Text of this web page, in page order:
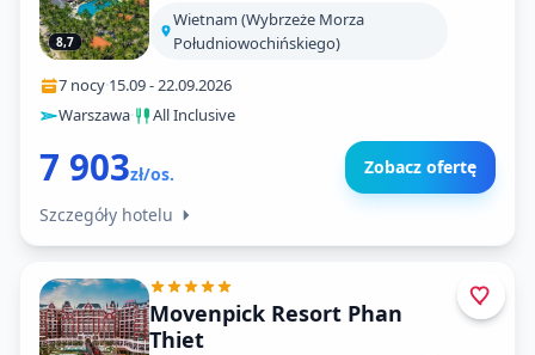
8,7
Wietnam (Wybrzeże Morza
Południowochińskiego)
7 nocy·15.09-22.09.2026
Warszawa· All Inclusive
7 903zł/os. Zobacz ofertę
Szczegóły hotelu
Movenpick Resort Phan
Thiet